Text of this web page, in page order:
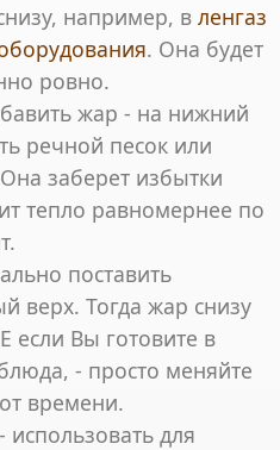
например, в ленгаз
. Она будет
ровно.
жар - на нижний
речной песок или
заберет избытки
тепло равномернее по
поставить
верх. Тогда жар снизу
если Вы готовите в
- просто меняйте
времени.
для